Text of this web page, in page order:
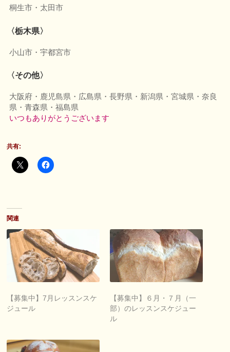
桐生市・太田市
〈栃木県〉
小山市・宇都宮市
〈その他〉
大阪府・鹿児島県・広島県・長野県・新潟県・宮城県・奈良
県・青森県・福島県
いつもありがとうございます
共有:
関連
【募集中】7月レッスンスケ
ジュール
【募集中】６月・７月（一
部）のレッスンスケジュー
ル